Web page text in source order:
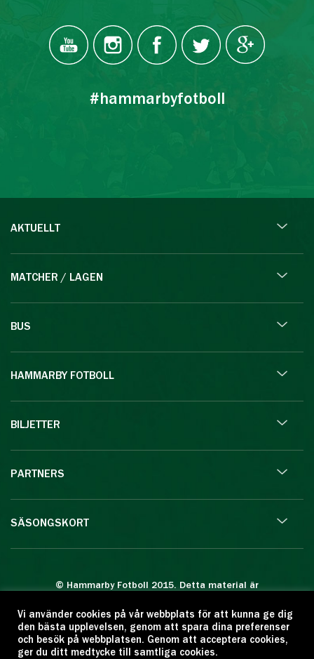
#hammarbyfotboll
AKTUELLT
MATCHER / LAGEN
BUS
HAMMARBY FOTBOLL
BILJETTER
PARTNERS
SÄSONGSKORT
© Hammarby Fotboll 2015. Detta material är
Eftertryck eller annan kopiering är förbjuden.
Citera oss gärna men ange källan:
www.hammarbyfotboll.se. Ansvarig utgivare:
Vi använder cookies på vår webbplats för att kunna ge dig
den bästa upplevelsen, genom att spara dina preferenser
och besök på webbplatsen. Genom att acceptera cookies,
ger du ditt medtycke till samtliga cookies.